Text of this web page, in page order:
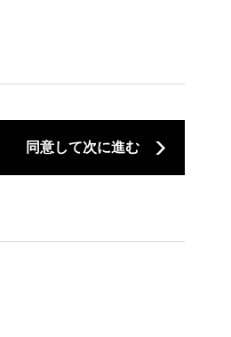
同意して次に進む